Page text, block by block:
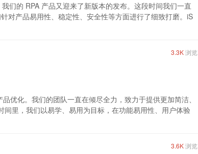
们的 RPA 产品又迎来了新版本的发布。这段时间我们一直
对产品易用性、稳定性、安全性等方面进行了细致打磨。iS
3.3K浏览
优化。我们的团队一直在倾尽全力，致力于提供更加简洁、
里，我们以易学、易用为目标，在功能易用性、用户体验
3.6K浏览